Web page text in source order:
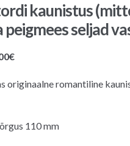
kaunistus
peigmees seljad
€Praegune
on:
originaalne romantiline
110 mm